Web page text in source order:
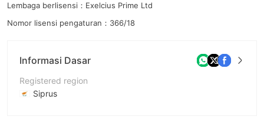
Lembaga berlisensi：Exelcius Prime Ltd
Nomor lisensi pengaturan：366/18
Informasi Dasar
Registered region
Siprus